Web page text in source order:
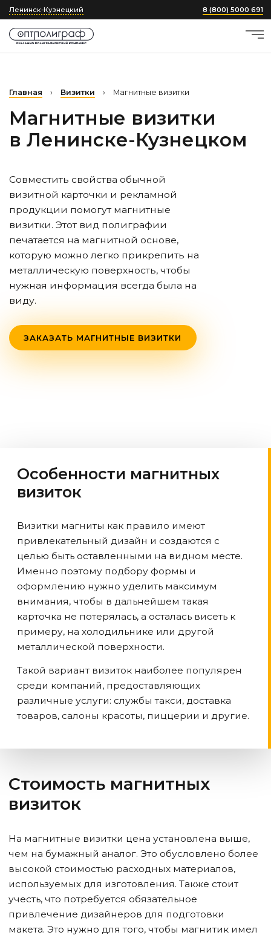
Ленинск-Кузнецкий 8 (800) 5000 691
Главная › Визитки › Магнитные визитки
Магнитные визитки
в Ленинске-Кузнецком
Совместить свойства обычной
визитной карточки и рекламной
продукции помогут магнитные
визитки. Этот вид полиграфии
печатается на магнитной основе,
которую можно легко прикрепить на
металлическую поверхность, чтобы
нужная информация всегда была на
виду.
ЗАКАЗАТЬ МАГНИТНЫЕ ВИЗИТКИ
Особенности магнитных
визиток
Визитки магниты как правило имеют
привлекательный дизайн и создаются с
целью быть оставленными на видном месте.
Именно поэтому подбору формы и
оформлению нужно уделить максимум
внимания, чтобы в дальнейшем такая
карточка не потерялась, а осталась висеть к
примеру, на холодильнике или другой
металлической поверхности.
Такой вариант визиток наиболее популярен
среди компаний, предоставляющих
различные услуги: службы такси, доставка
товаров, салоны красоты, пиццерии и другие.
Стоимость магнитных
визиток
На магнитные визитки цена установлена выше,
чем на бумажный аналог. Это обусловлено более
высокой стоимостью расходных материалов,
используемых для изготовления. Также стоит
учесть, что потребуется обязательное
привлечение дизайнеров для подготовки
макета. Это нужно для того, чтобы магнитик имел